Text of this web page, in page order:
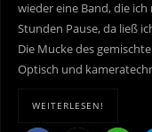
wieder eine Band, die
Stunden Pause, da ließ
Die Mucke des
Optisch und
WEITERLESEN!